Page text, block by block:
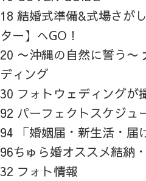
18 結婚式準備&式場さが
ター】へGO！
20 〜沖縄の自然に誓う〜
ディング
30 フォトウェディング
92 パーフェクトスケジュ
94 「婚姻届・新生活・届
96ちゅら婚オススメ結納
32 フォト情報